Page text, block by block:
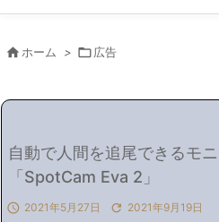
 ホーム > 広告
自動で人間を追尾できるモ
「SpotCam Eva 2」
 2021年5月27日  2021年9月19日